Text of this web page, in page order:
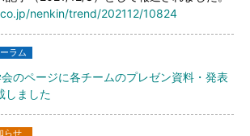
nenkin/trend/202112/10824
ラム
のページに各チームのプレゼン資料・発表
しました
らせ